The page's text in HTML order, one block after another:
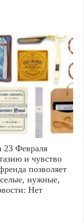
23 Февраля
и чувство
позволяет
нужные,
Нет